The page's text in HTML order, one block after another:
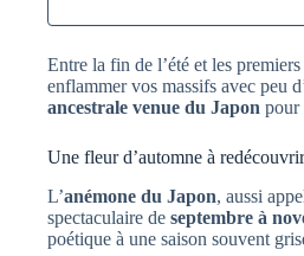
Entre la fin de l’été et les
enflammer vos massifs avec peu
ancestrale venue du Japon pour
Une fleur d’automne à redécouvrir
L’anémone du Japon, aussi
spectaculaire de septembre à
poétique à une saison souvent